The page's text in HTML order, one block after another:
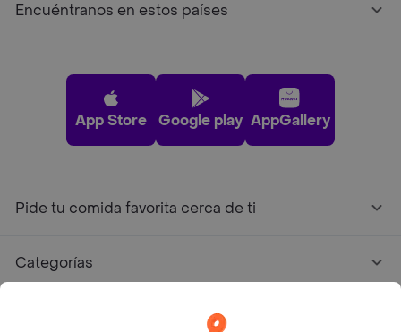
Encuéntranos en estos países
App Store Google play AppGallery
Pide tu comida favorita cerca de ti
Categorías